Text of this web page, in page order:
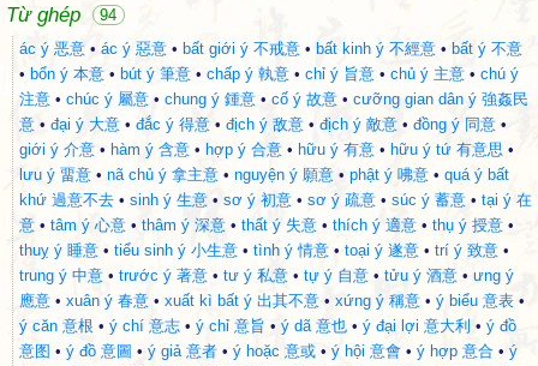
Từ ghép
94
ác ý 恶意 • ác ý 惡意 • bất giới ý 不戒意 • bất kinh ý 不經意 • bất ý 不意
• bổn ý 本意 • bút ý 筆意 • chấp ý 執意 • chỉ ý 旨意 • chủ ý 主意 • chú ý
注意 • chúc ý 屬意 • chung ý 鍾意 • cố ý 故意 • cưỡng gian dân ý 強姦民
意 • đại ý 大意 • đắc ý 得意 • địch ý 敌意 • địch ý 敵意 • đồng ý 同意 •
giới ý 介意 • hàm ý 含意 • hợp ý 合意 • hữu ý 有意 • hữu ý tứ 有意思 •
lưu ý 畱意 • nã chủ ý 拿主意 • nguyện ý 願意 • phật ý 咈意 • quá ý bất
khứ 過意不去 • sinh ý 生意 • sơ ý 初意 • sơ ý 疏意 • súc ý 蓄意 • tại ý 在
意 • tâm ý 心意 • thâm ý 深意 • thất ý 失意 • thích ý 適意 • thụ ý 授意 •
thuỵ ý 睡意 • tiểu sinh ý 小生意 • tình ý 情意 • toại ý 遂意 • trí ý 致意 •
trung ý 中意 • trước ý 著意 • tư ý 私意 • tự ý 自意 • tửu ý 酒意 • ưng ý
應意 • xuân ý 春意 • xuất kì bất ý 出其不意 • xứng ý 稱意 • ý biểu 意表 •
ý căn 意根 • ý chí 意志 • ý chỉ 意旨 • ý dã 意也 • ý đại lợi 意大利 • ý đồ
意图 • ý đồ 意圖 • ý giả 意者 • ý hoặc 意或 • ý hội 意會 • ý hợp 意合 • ý